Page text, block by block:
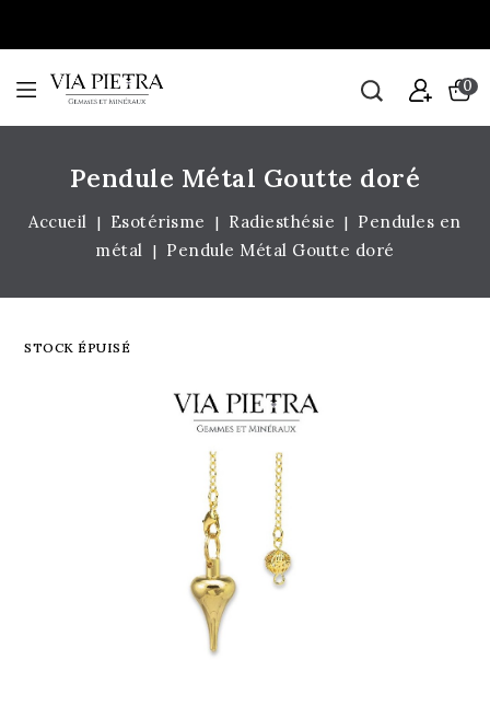
0
Pendule Métal Goutte doré
Accueil Esotérisme Radiesthésie
Pendules en
métal
Pendule Métal Goutte doré
STOCK ÉPUISÉ